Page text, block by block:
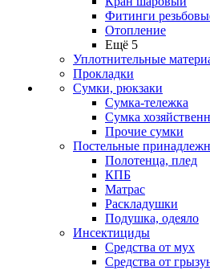
Фитинги
Отопление
Ещё 5
Уплотнительные
Прокладки
Сумки, рюкзаки
Сумка-тележка
Сумка
Прочие сумки
Постельные
Полотенца, плед
КПБ
Матрас
Раскладушки
Подушка, одеяло
Инсектициды
Средства от мух
Средства от